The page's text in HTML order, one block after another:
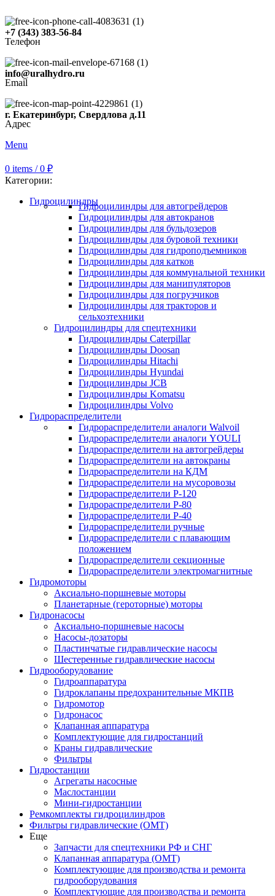
+7 (343) 383-56-84
Телефон
info@uralhydro.ru
Email
г. Екатеринбург, Свердлова д.11
Адрес
Menu
0 items / 0 ₽
Категории:
ГидроцилиндрыГидроцилиндры для автогрейдеров
Гидроцилиндры для автокранов
Гидроцилиндры для бульдозеров
Гидроцилиндры для буровой техники
Гидроцилиндры для гидроподъемников
Гидроцилиндры для катков
Гидроцилиндры для коммунальной техники
Гидроцилиндры для манипуляторов
Гидроцилиндры для погрузчиков
Гидроцилиндры для тракторов и
сельхозтехники
Гидроцилиндры для спецтехники
Гидроцилиндры Caterpillar
Гидроцилиндры Doosan
Гидроцилиндры Hitachi
Гидроцилиндры Hyundai
Гидроцилиндры JCB
Гидроцилиндры Komatsu
Гидроцилиндры Volvo
Гидрораспределители
Гидрораспределители аналоги Walvoil
Гидрораспределители аналоги YOULI
Гидрораспределители на автогрейдеры
Гидрораспределители на автокраны
Гидрораспределители на КДМ
Гидрораспределители на мусоровозы
Гидрораспределители Р-120
Гидрораспределители Р-80
Гидрораспределители Р-40
Гидрораспределители ручные
Гидрораспределители с плавающим
положением
Гидрораспределители секционные
Гидрораспределители электромагнитные
Гидромоторы
Аксиально-поршневые моторы
Планетарные (героторные) моторы
Гидронасосы
Аксиально-поршневые насосы
Насосы-дозаторы
Пластинчатые гидравлические насосы
Шестеренные гидравлические насосы
Гидрооборудование
Гидроаппаратура
Гидроклапаны предохранительные МКПВ
Гидромотор
Гидронасос
Клапанная аппаратура
Комплектующие для гидростанций
Краны гидравлические
Фильтры
Гидростанции
Агрегаты насосные
Маслостанции
Мини-гидростанции
Ремкомплекты гидроцилиндров
Фильтры гидравлические (OMT)
Еще
Запчасти для спецтехники РФ и СНГ
Клапанная аппаратура (OMT)
Комплектующие для производства и ремонта
гидрооборудования
Комплектующие для производства и ремонта